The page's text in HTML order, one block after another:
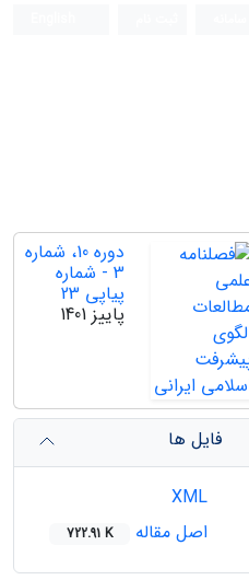
دوره 10، شماره
3 - شماره
پیاپی 23
پاییز 1401
فایل ها
اصل مقاله
722.91 K